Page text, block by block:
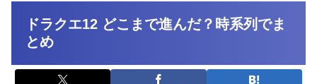
ドラクエ12 どこまで進んだ？時系列でま
とめ